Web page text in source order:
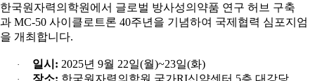
한국원자력의학원에서 글로벌 방사성의약품 연구 허브 구축
과 MC-50 사이클로트론 40주년을 기념하여 국제협력 심포지엄
을 개최합니다.
· 일시 : 2025년 9월 22일(월)~23일(화)
장소: 한국원자력의학원 국가RI신약센터 5층 대강당